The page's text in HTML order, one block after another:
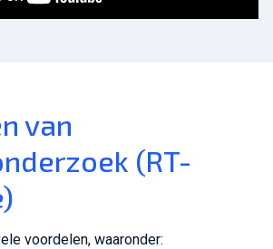
van
(RT-
voordelen, waaronder: